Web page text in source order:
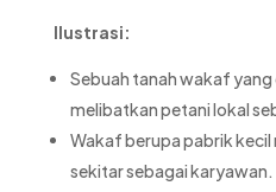
Ilustrasi:
Sebuah tanah wakaf
melibatkan petani lokal
Wakaf berupa pabrik
sekitar sebagai karyawan.